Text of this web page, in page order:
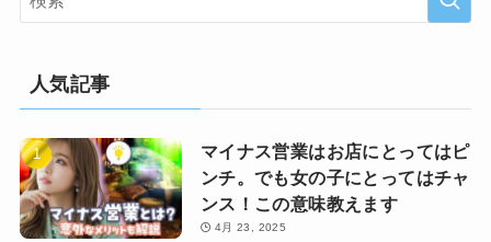
人気記事
マイナス営業はお店にとってはピ
ンチ。でも女の子にとってはチャ
ンス！この意味教えます
4月 23, 2025